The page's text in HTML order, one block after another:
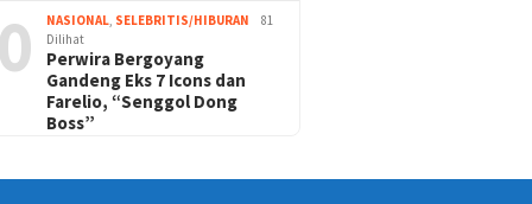
NASIONAL, SELEBRITIS/HIBURAN
81
Dilihat
Perwira Bergoyang
Gandeng Eks 7 Icons dan
Farelio, “Senggol Dong
Boss”